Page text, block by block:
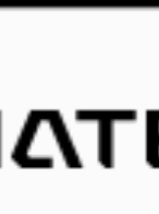
いる今、埋も
て多くの企業